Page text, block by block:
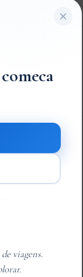
viagens.